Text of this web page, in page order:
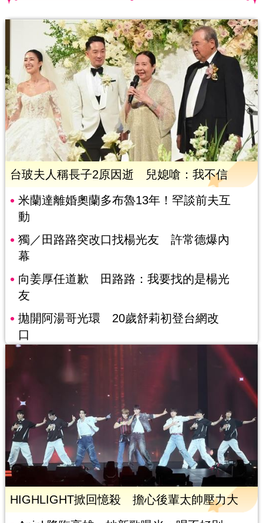
台玻夫人稱長子2原因逝 兒媳嗆：我不信
米蘭達離婚奧蘭多布魯13年！罕談前夫互
動
獨／田路路突改口找楊光友 許常德爆內
幕
向姜厚任道歉 田路路：我要找的是楊光
友
拋開阿湯哥光環 20歲舒莉初登台網改
口
HIGHLIGHT掀回憶殺 擔心後輩太帥壓力大